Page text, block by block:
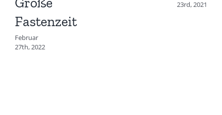
Fastenzeit
Februar
27th, 2022
23rd, 2021